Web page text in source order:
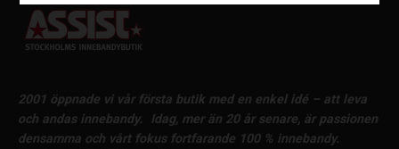
2001 öppnade vi vår första butik med en enkel idé – att leva
och andas innebandy.
Idag, mer än 20 år senare, är passionen
densamma och vårt fokus fortfarande 100 % innebandy.